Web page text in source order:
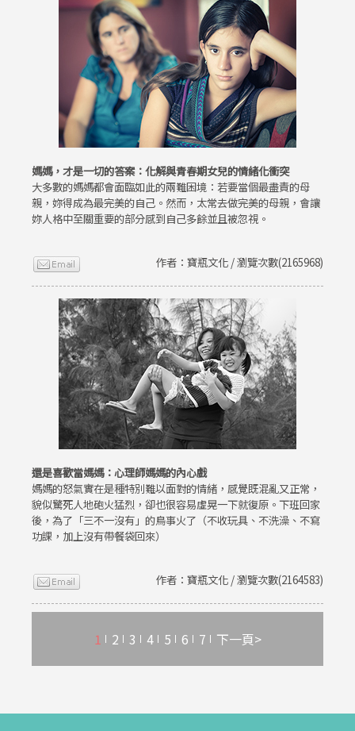
媽媽，才是一切的答案：化解與青春期女兒的情緒化衝突
大多數的媽媽都會面臨如此的兩難困境：若要當個最盡責的母
親，妳得成為最完美的自己。然而，太常去做完美的母親，會讓
妳人格中至關重要的部分感到自己多餘並且被忽視。
作者：寶瓶文化 / 瀏覽次數(2165968)
還是喜歡當媽媽：心理師媽媽的內心戲
媽媽的怒氣實在是種特別難以面對的情緒，感覺既混亂又正常，
貌似驚死人地砲火猛烈，卻也很容易虛晃一下就復原。下班回家
後，為了「三不一沒有」的鳥事火了（不收玩具、不洗澡、不寫
功課，加上沒有帶餐袋回來）
作者：寶瓶文化 / 瀏覽次數(2164583)
1 2 3 4 5 6 7 下一頁>